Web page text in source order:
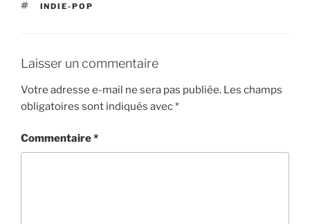
ÉTIQUETTES
INDIE-POP
Laisser un commentaire
Votre adresse e-mail ne sera pas publiée. Les champs
obligatoires sont indiqués avec*
Commentaire*